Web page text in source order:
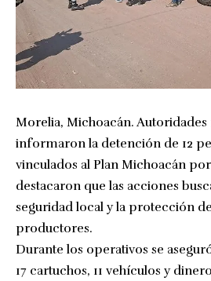
Morelia, Michoacán. Autoridades
informaron la detención de 12
vinculados al Plan Michoacán por
destacaron que las acciones
seguridad local y la protección
productores.
Durante los operativos se
17 cartuchos, 11 vehículos y